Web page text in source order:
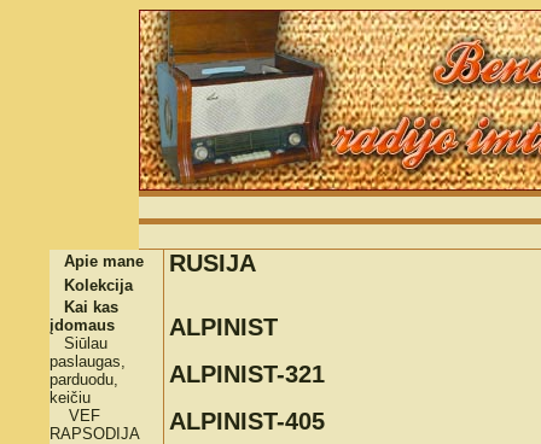
Apie mane
Kolekcija
Kai kas
įdomaus
Siūlau
paslaugas,
parduodu,
keičiu
VEF
RAPSODIJA
RUSIJA
ALPINIST
ALPINIST-321
ALPINIST-405